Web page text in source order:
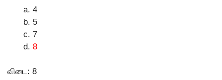
4
5
7
8
விடை: 8